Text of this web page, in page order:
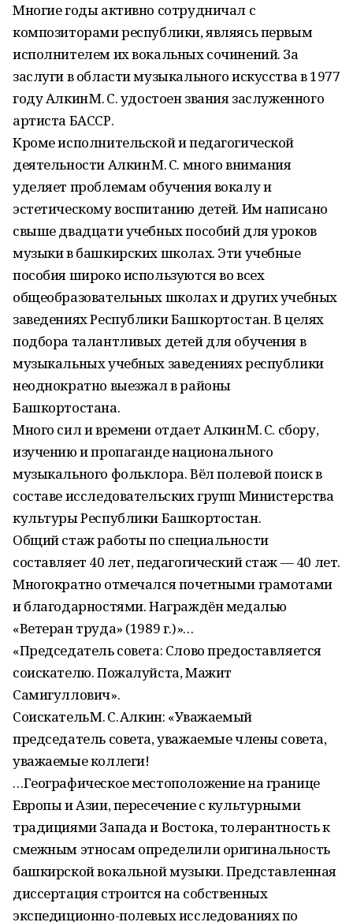
Многие годы активно сотрудничал с
композиторами республики, являясь первым
исполнителем их вокальных сочинений. За
заслуги в области музыкального искусства в 1977
году Алкин М. С. удостоен звания заслуженного
артиста БАССР.
Кроме исполнительской и педагогической
деятельности Алкин М. С. много внимания
уделяет проблемам обучения вокалу и
эстетическому воспитанию детей. Им написано
свыше двадцати учебных пособий для уроков
музыки в башкирских школах. Эти учебные
пособия широко используются во всех
общеобразовательных школах и других учебных
заведениях Республики Башкортостан. В целях
подбора талантливых детей для обучения в
музыкальных учебных заведениях республики
неоднократно выезжал в районы
Башкортостана.
Много сил и времени отдает Алкин М. С. сбору,
изучению и пропаганде национального
музыкального фольклора. Вёл полевой поиск в
составе исследовательских групп Министерства
культуры Республики Башкортостан.
Общий стаж работы по специальности
составляет 40 лет, педагогический стаж — 40 лет.
Многократно отмечался почетными грамотами
и благодарностями. Награждён медалью
«Ветеран труда» (1989 г.)»…
«Председатель совета: Слово предоставляется
соискателю. Пожалуйста, Мажит
Самигуллович».
Соискатель М. С. Алкин: «Уважаемый
председатель совета, уважаемые члены совета,
уважаемые коллеги!
…Географическое местоположение на границе
Европы и Азии, пересечение с культурными
традициями Запада и Востока, толерантность к
смежным этносам определили оригинальность
башкирской вокальной музыки. Представленная
диссертация строится на собственных
экспедиционно-полевых исследованиях по